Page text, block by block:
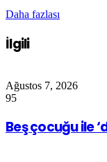
Daha fazlası
İlgili
Ağustos 7, 2026
95
Beş çocuğu ile